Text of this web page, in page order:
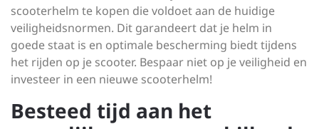
scooterhelm te kopen die voldoet aan de huidige
veiligheidsnormen. Dit garandeert dat je helm in
goede staat is en optimale bescherming biedt tijdens
het rijden op je scooter. Bespaar niet op je veiligheid en
investeer in een nieuwe scooterhelm!
Besteed tijd aan het